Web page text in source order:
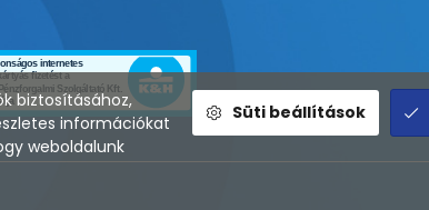
Süti beállítások
biztosításához,
információkat
weboldalunk